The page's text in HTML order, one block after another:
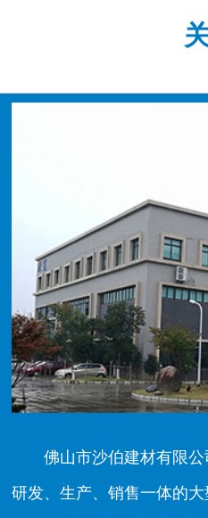
佛山市沙伯建材有限
研发、生产、销售一体的